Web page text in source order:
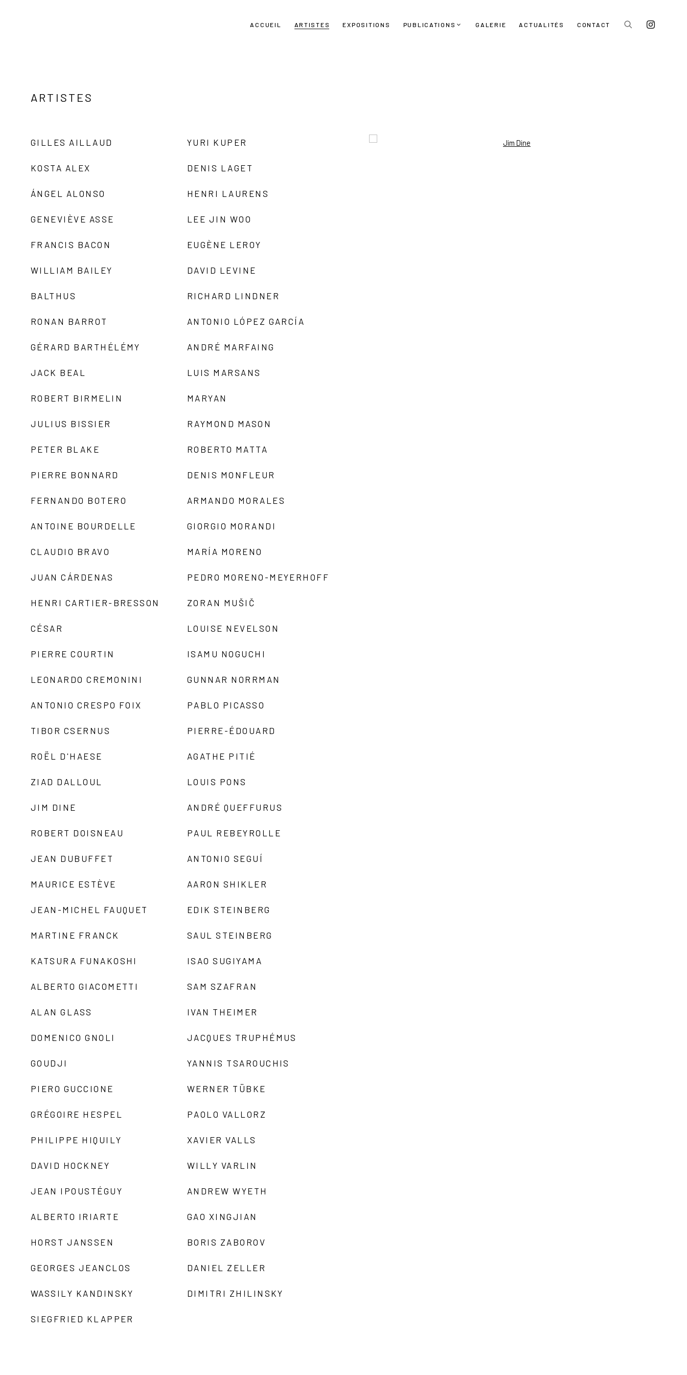
ACCUEIL ARTISTES EXPOSITIONS PUBLICATIONS GALERIE ACTUALITÉS CONTACT
ARTISTES
GILLES AILLAUD
KOSTA ALEX
ÁNGEL ALONSO
GENEVIÈVE ASSE
FRANCIS BACON
WILLIAM BAILEY
BALTHUS
RONAN BARROT
GÉRARD BARTHÉLÉMY
JACK BEAL
ROBERT BIRMELIN
JULIUS BISSIER
PETER BLAKE
PIERRE BONNARD
FERNANDO BOTERO
ANTOINE BOURDELLE
CLAUDIO BRAVO
JUAN CÁRDENAS
HENRI CARTIER-BRESSON
CÉSAR
PIERRE COURTIN
LEONARDO CREMONINI
ANTONIO CRESPO FOIX
TIBOR CSERNUS
ROËL D'HAESE
ZIAD DALLOUL
JIM DINE
ROBERT DOISNEAU
JEAN DUBUFFET
MAURICE ESTÈVE
JEAN-MICHEL FAUQUET
MARTINE FRANCK
KATSURA FUNAKOSHI
ALBERTO GIACOMETTI
ALAN GLASS
DOMENICO GNOLI
GOUDJI
PIERO GUCCIONE
GRÉGOIRE HESPEL
PHILIPPE HIQUILY
DAVID HOCKNEY
JEAN IPOUSTÉGUY
ALBERTO IRIARTE
HORST JANSSEN
GEORGES JEANCLOS
WASSILY KANDINSKY
SIEGFRIED KLAPPER
YURI KUPER
DENIS LAGET
HENRI LAURENS
LEE JIN WOO
EUGÈNE LEROY
DAVID LEVINE
RICHARD LINDNER
ANTONIO LÓPEZ GARCÍA
ANDRÉ MARFAING
LUIS MARSANS
MARYAN
RAYMOND MASON
ROBERTO MATTA
DENIS MONFLEUR
ARMANDO MORALES
GIORGIO MORANDI
MARÍA MORENO
PEDRO MORENO-MEYERHOFF
ZORAN MUŠIČ
LOUISE NEVELSON
ISAMU NOGUCHI
GUNNAR NORRMAN
PABLO PICASSO
PIERRE-ÉDOUARD
AGATHE PITIÉ
LOUIS PONS
ANDRÉ QUEFFURUS
PAUL REBEYROLLE
ANTONIO SEGUÍ
AARON SHIKLER
EDIK STEINBERG
SAUL STEINBERG
ISAO SUGIYAMA
SAM SZAFRAN
IVAN THEIMER
JACQUES TRUPHÉMUS
YANNIS TSAROUCHIS
WERNER TÜBKE
PAOLO VALLORZ
XAVIER VALLS
WILLY VARLIN
ANDREW WYETH
GAO XINGJIAN
BORIS ZABOROV
DANIEL ZELLER
DIMITRI ZHILINSKY